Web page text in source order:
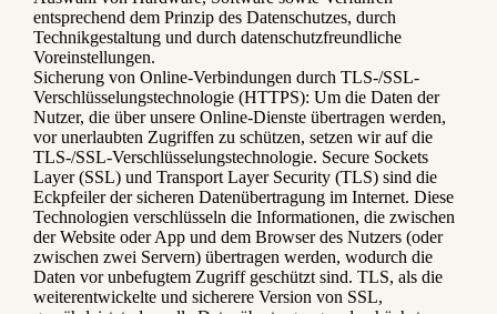
entsprechend dem Prinzip des Datenschutzes, durch
Technikgestaltung und durch datenschutzfreundliche
Voreinstellungen.
Sicherung von Online-Verbindungen durch TLS-/SSL-
Verschlüsselungstechnologie (HTTPS): Um die Daten der
Nutzer, die über unsere Online-Dienste übertragen werden,
vor unerlaubten Zugriffen zu schützen, setzen wir auf die
TLS-/SSL-Verschlüsselungstechnologie. Secure Sockets
Layer (SSL) und Transport Layer Security (TLS) sind die
Eckpfeiler der sicheren Datenübertragung im Internet. Diese
Technologien verschlüsseln die Informationen, die zwischen
der Website oder App und dem Browser des Nutzers (oder
zwischen zwei Servern) übertragen werden, wodurch die
Daten vor unbefugtem Zugriff geschützt sind. TLS, als die
weiterentwickelte und sicherere Version von SSL,